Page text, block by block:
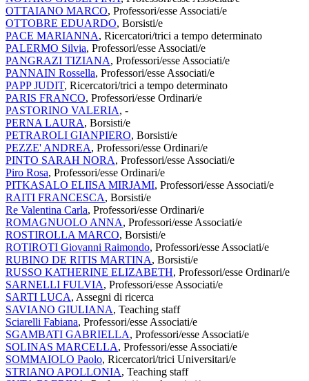
OTTAIANO MARCO, Professori/esse Associati/e
OTTOBRE EDUARDO, Borsisti/e
PACE MARIANNA, Ricercatori/trici a tempo determinato
PALERMO Silvia, Professori/esse Associati/e
PANGRAZI TIZIANA, Professori/esse Associati/e
PANNAIN Rossella, Professori/esse Associati/e
PAPP JUDIT, Ricercatori/trici a tempo determinato
PARIS FRANCO, Professori/esse Ordinari/e
PASTORINO VALERIA, -
PERNA LAURA, Borsisti/e
PETRAROLI GIANPIERO, Borsisti/e
PEZZE' ANDREA, Professori/esse Ordinari/e
PINTO SARAH NORA, Professori/esse Associati/e
Piro Rosa, Professori/esse Ordinari/e
PITKASALO ELIISA MIRJAMI, Professori/esse Associati/e
RAITI FRANCESCA, Borsisti/e
Re Valentina Carla, Professori/esse Ordinari/e
ROMAGNUOLO ANNA, Professori/esse Associati/e
ROSTIROLLA MARCO, Borsisti/e
ROTIROTI Giovanni Raimondo, Professori/esse Associati/e
RUBINO DE RITIS MARTINA, Borsisti/e
RUSSO KATHERINE ELIZABETH, Professori/esse Ordinari/e
SARNELLI FULVIA, Professori/esse Associati/e
SARTI LUCA, Assegni di ricerca
SAVIANO GIULIANA, Teaching staff
Sciarelli Fabiana, Professori/esse Associati/e
SGAMBATI GABRIELLA, Professori/esse Associati/e
SOLINAS MARCELLA, Professori/esse Associati/e
SOMMAIOLO Paolo, Ricercatori/trici Universitari/e
STRIANO APOLLONIA, Teaching staff